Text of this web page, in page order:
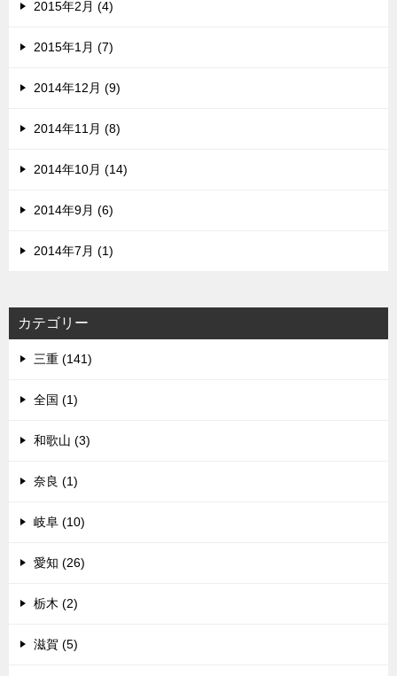
2015年2月 (4)
2015年1月 (7)
2014年12月 (9)
2014年11月 (8)
2014年10月 (14)
2014年9月 (6)
2014年7月 (1)
カテゴリー
三重 (141)
全国 (1)
和歌山 (3)
奈良 (1)
岐阜 (10)
愛知 (26)
栃木 (2)
滋賀 (5)